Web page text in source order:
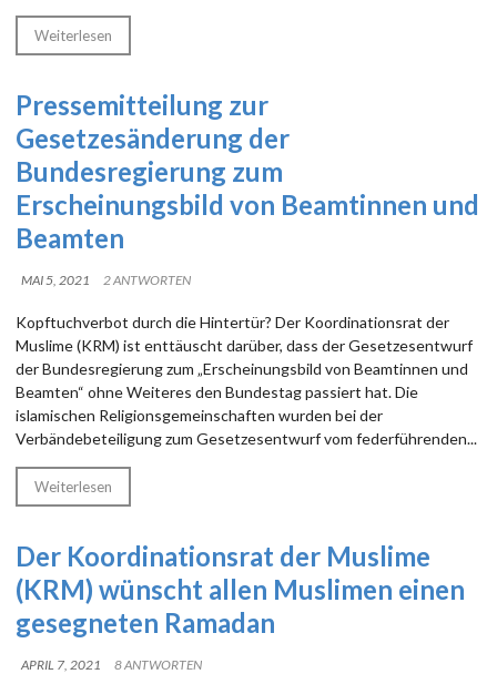
Weiterlesen
Pressemitteilung zur
Gesetzesänderung der
Bundesregierung zum
Erscheinungsbild von Beamtinnen und
Beamten
MAI 5, 2021 2 ANTWORTEN
Kopftuchverbot durch die Hintertür? Der Koordinationsrat der
Muslime (KRM) ist enttäuscht darüber, dass der Gesetzesentwurf
der Bundesregierung zum „Erscheinungsbild von Beamtinnen und
Beamten“ ohne Weiteres den Bundestag passiert hat. Die
islamischen Religionsgemeinschaften wurden bei der
Verbändebeteiligung zum Gesetzesentwurf vom federführenden...
Weiterlesen
Der Koordinationsrat der Muslime
(KRM) wünscht allen Muslimen einen
gesegneten Ramadan
APRIL 7, 2021 8 ANTWORTEN